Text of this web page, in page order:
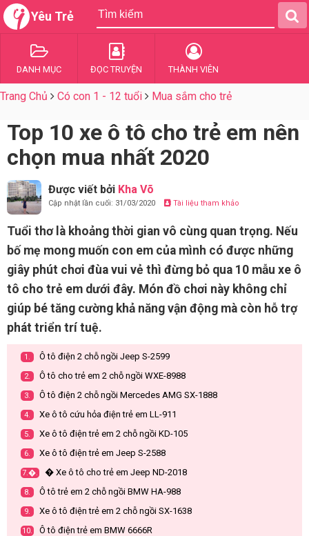
Yêu Trẻ
DANH MỤC ĐỌC TRUYỆN THÀNH VIÊN
Trang Chủ Có con 1 - 12 tuổi Mua sắm cho trẻ
Top 10 xe ô tô cho trẻ em nên
chọn mua nhất 2020
Được viết bởi Kha Võ
Cập nhật lần cuối: 31/03/2020 Tài liệu tham khảo
Tuổi thơ là khoảng thời gian vô cùng quan trọng. Nếu
bố mẹ mong muốn con em của mình có được những
giây phút chơi đùa vui vẻ thì đừng bỏ qua 10 mẫu xe ô
tô cho trẻ em dưới đây. Món đồ chơi này không chỉ
giúp bé tăng cường khả năng vận động mà còn hỗ trợ
phát triển trí tuệ.
1. Ô tô điện 2 chỗ ngồi Jeep S-2599
2. Ô tô cho trẻ em 2 chỗ ngồi WXE-8988
3. Ô tô điện 2 chỗ ngồi Mercedes AMG SX-1888
4. Xe ô tô cứu hỏa điện trẻ em LL-911
5. Xe ô tô điện trẻ em 2 chỗ ngồi KD-105
6. Xe ô tô điện trẻ em Jeep S-2588
7.�. � Xe ô tô cho trẻ em Jeep ND-2018
8. Ô tô trẻ em 2 chỗ ngồi BMW HA-988
9. Xe ô tô điện trẻ em 2 chỗ ngồi SX-1638
10. Ô tô điện trẻ em BMW 6666R